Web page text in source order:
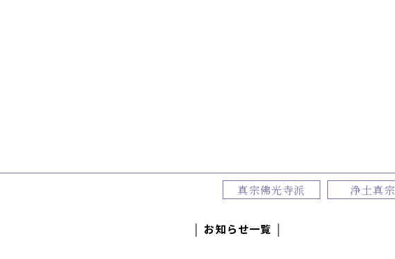
真宗佛光寺派 浄土真宗
│ お知らせ一覧 │